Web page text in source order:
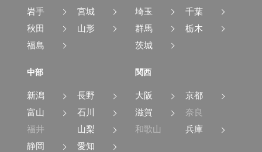
岩手
宮城
秋田
山形
福島
埼玉
千葉
群馬
栃木
茨城
中部
新潟
長野
富山
石川
福井
山梨
静岡
愛知
関西
大阪
京都
滋賀
奈良
和歌山
兵庫